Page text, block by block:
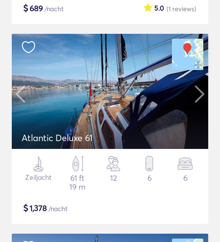
$689 /nacht (1 reviews)
5.0
Atlantic Deluxe 61
Zeiljacht
61 ft
19 m
12 6 6
$1,378 /nacht